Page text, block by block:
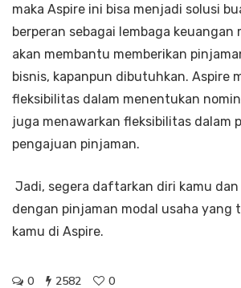
maka Aspire ini bisa menjadi solusi
berperan sebagai lembaga keuangan
akan membantu memberikan
bisnis, kapanpun dibutuhkan. Aspire
fleksibilitas dalam menentukan
juga menawarkan fleksibilitas dalam
pengajuan pinjaman.
Jadi, segera daftarkan diri kamu dan
dengan pinjaman modal usaha yang
kamu di Aspire.
0 2582 0